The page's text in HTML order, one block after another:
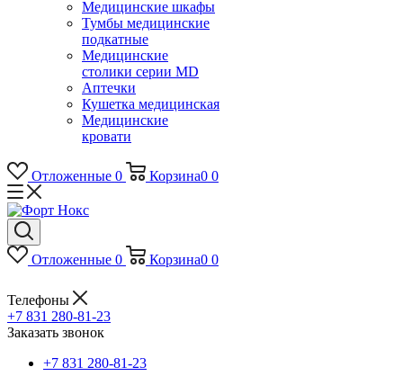
Медицинские шкафы
Тумбы медицинские
подкатные
Медицинские
столики серии MD
Аптечки
Кушетка медицинская
Медицинские
кровати
Отложенные 0 Корзина0 0
Отложенные 0 Корзина0 0
Телефоны
+7 831 280-81-23
Заказать звонок
+7 831 280-81-23